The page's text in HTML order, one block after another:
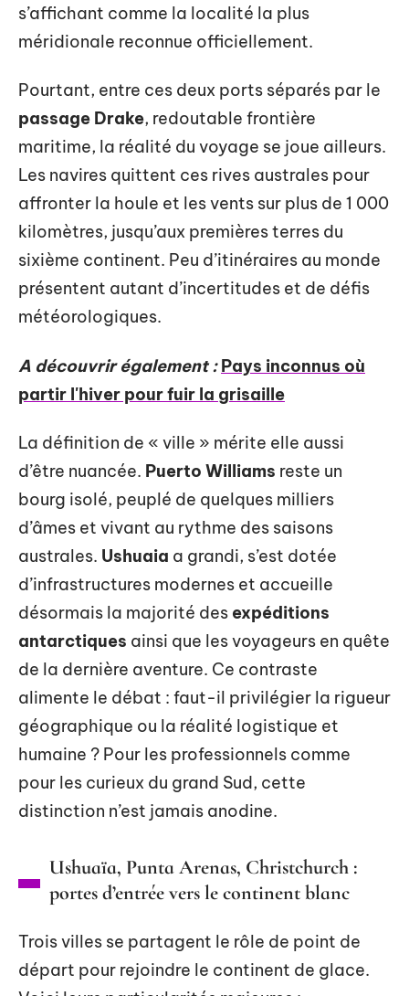
s’affichant comme la localité la plus
méridionale reconnue officiellement.
Pourtant, entre ces deux ports séparés par le
passage Drake, redoutable frontière
maritime, la réalité du voyage se joue ailleurs.
Les navires quittent ces rives australes pour
affronter la houle et les vents sur plus de 1 000
kilomètres, jusqu’aux premières terres du
sixième continent. Peu d’itinéraires au monde
présentent autant d’incertitudes et de défis
météorologiques.
A découvrir également : Pays inconnus où
partir l'hiver pour fuir la grisaille
La définition de « ville » mérite elle aussi
d’être nuancée. Puerto Williams reste un
bourg isolé, peuplé de quelques milliers
d’âmes et vivant au rythme des saisons
australes. Ushuaia a grandi, s’est dotée
d’infrastructures modernes et accueille
désormais la majorité des expéditions
antarctiques ainsi que les voyageurs en quête
de la dernière aventure. Ce contraste
alimente le débat : faut-il privilégier la rigueur
géographique ou la réalité logistique et
humaine ? Pour les professionnels comme
pour les curieux du grand Sud, cette
distinction n’est jamais anodine.
Ushuaïa, Punta Arenas, Christchurch :
portes d’entrée vers le continent blanc
Trois villes se partagent le rôle de point de
départ pour rejoindre le continent de glace.